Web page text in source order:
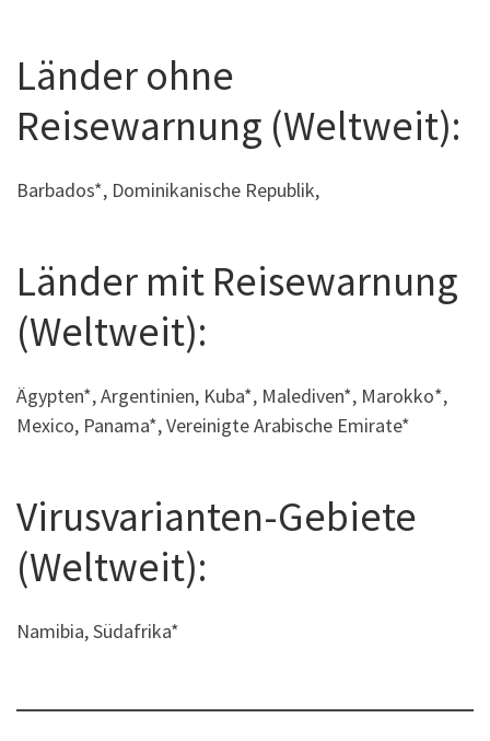
Länder ohne
Reisewarnung (Weltweit):
Barbados*, Dominikanische Republik,
Länder mit Reisewarnung
(Weltweit):
Ägypten*, Argentinien, Kuba*, Malediven*, Marokko*,
Mexico, Panama*, Vereinigte Arabische Emirate*
Virusvarianten-Gebiete
(Weltweit):
Namibia, Südafrika*